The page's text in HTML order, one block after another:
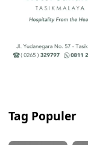
Tag Populer